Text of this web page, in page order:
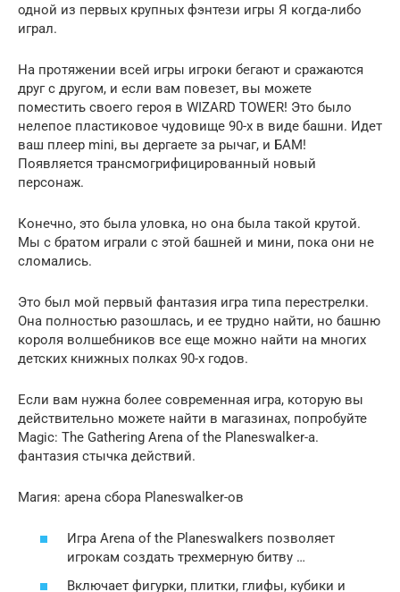
одной из первых крупных фэнтези игры Я когда-либо
играл.
На протяжении всей игры игроки бегают и сражаются
друг с другом, и если вам повезет, вы можете
поместить своего героя в WIZARD TOWER! Это было
нелепое пластиковое чудовище 90-х в виде башни. Идет
ваш плеер mini, вы дергаете за рычаг, и БАМ!
Появляется трансмогрифицированный новый
персонаж.
Конечно, это была уловка, но она была такой крутой.
Мы с братом играли с этой башней и мини, пока они не
сломались.
Это был мой первый фантазия игра типа перестрелки.
Она полностью разошлась, и ее трудно найти, но башню
короля волшебников все еще можно найти на многих
детских книжных полках 90-х годов.
Если вам нужна более современная игра, которую вы
действительно можете найти в магазинах, попробуйте
Magic: The Gathering Arena of the Planeswalker-а.
фантазия стычка действий.
Магия: арена сбора Planeswalker-ов
Игра Arena of the Planeswalkers позволяет
игрокам создать трехмерную битву …
Включает фигурки, плитки, глифы, кубики и